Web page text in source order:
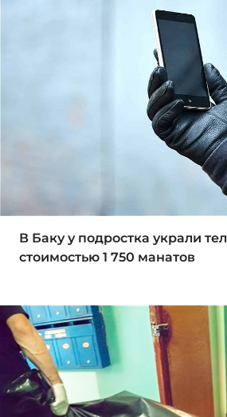
В Баку у подростка украли
стоимостью 1 750 манатов